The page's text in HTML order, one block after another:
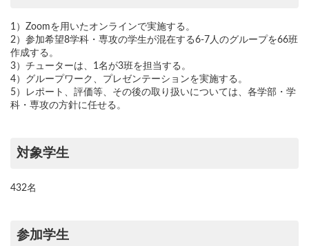
1）Zoomを用いたオンラインで実施する。
2）参加希望8学科・専攻の学生が混在する6-7人のグループを66班
作成する。
3）チューターは、1名が3班を担当する。
4）グループワーク、プレゼンテーションを実施する。
5）レポート、評価等、その後の取り扱いについては、各学部・学
科・専攻の方針に任せる。
対象学生
432名
参加学生